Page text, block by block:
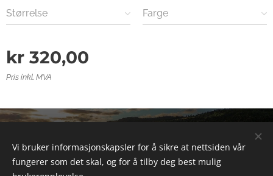
Størrelse Farge
kr 320,00
Pris inkl. MVA
Informasjonskapsler
Vi bruker informasjonskapsler for å sikre at nettsiden vår
fungerer som det skal, og for å tilby deg best mulig